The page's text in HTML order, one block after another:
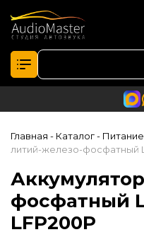
Главная - Каталог-
литий-железо-фосфатный
фосфатный
LFP200P